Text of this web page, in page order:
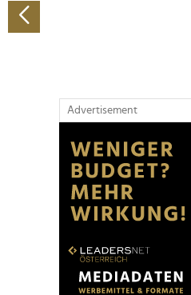
soziale Medien, Werbung und
Partner führen diese
Advertisement